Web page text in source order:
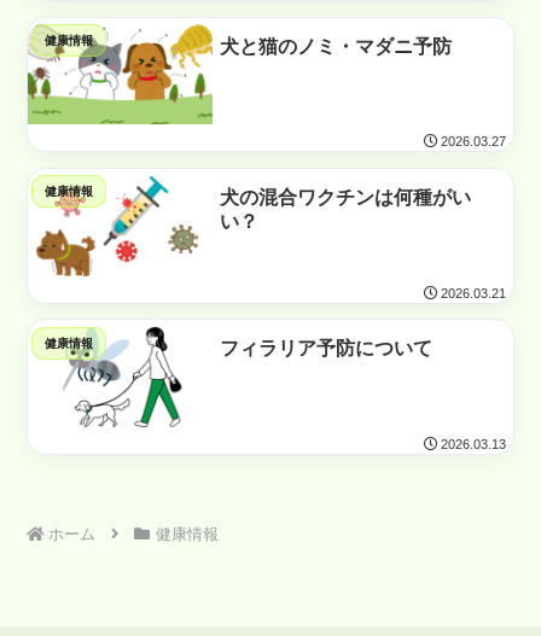
健康情報 犬と猫のノミ・マダニ予防
2026.03.27
健康情報
犬の混合ワクチンは何種がい
い？
2026.03.21
健康情報 フィラリア予防について
2026.03.13
ホーム 健康情報